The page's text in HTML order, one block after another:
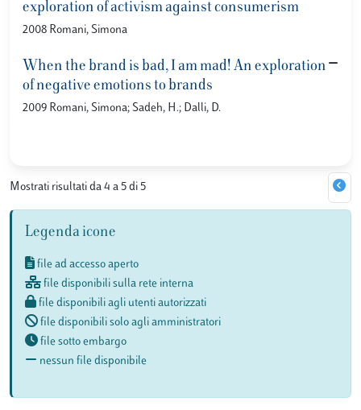
exploration of activism against consumerism
2008 Romani, Simona
When the brand is bad, I am mad! An exploration
of negative emotions to brands
2009 Romani, Simona; Sadeh, H.; Dalli, D.
Mostrati risultati da 4 a 5 di 5
Legenda icone
file ad accesso aperto
file disponibili sulla rete interna
file disponibili agli utenti autorizzati
file disponibili solo agli amministratori
file sotto embargo
nessun file disponibile